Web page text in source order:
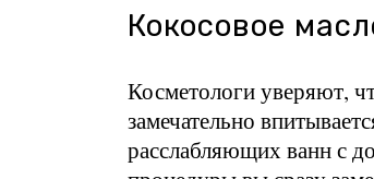
Кокосовое
Косметологи уверяют,
замечательно
расслабляющих ванн с